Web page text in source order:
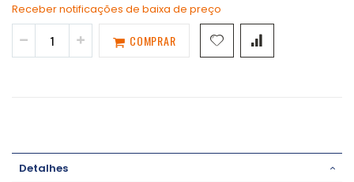
Receber notificações de baixa de preço
COMPRAR
Detalhes